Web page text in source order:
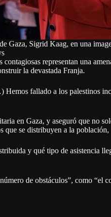
Gaza, Sigrid Kaag, en una
representan una
la devastada Franja.
fallado a los palestinos
en Gaza, y aseguró que no
que se distribuyen a la
y qué tipo de asistencia
de obstáculos”, como “el